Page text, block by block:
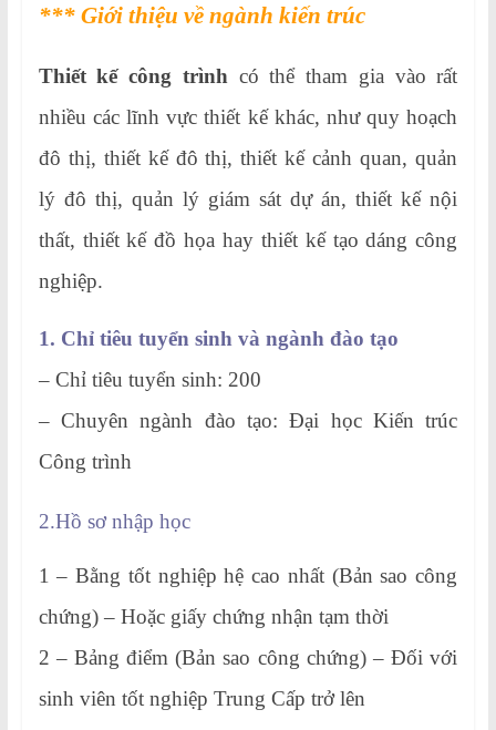
*** Giới thiệu về ngành kiến trúc
Thiết kế công trình có thể tham gia vào rất
nhiều các lĩnh vực thiết kế khác, như quy hoạch
đô thị, thiết kế đô thị, thiết kế cảnh quan, quản
lý đô thị, quản lý giám sát dự án, thiết kế nội
thất, thiết kế đồ họa hay thiết kế tạo dáng công
nghiệp.
1. Chỉ tiêu tuyển sinh và ngành đào tạo
– Chỉ tiêu tuyển sinh: 200
– Chuyên ngành đào tạo: Đại học Kiến trúc
Công trình
2.Hồ sơ nhập học
1 – Bằng tốt nghiệp hệ cao nhất (Bản sao công
chứng) – Hoặc giấy chứng nhận tạm thời
2 – Bảng điểm (Bản sao công chứng) – Đối với
sinh viên tốt nghiệp Trung Cấp trở lên